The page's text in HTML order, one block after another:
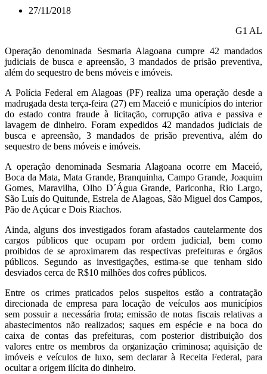
27/11/2018
G1 AL
Operação denominada Sesmaria Alagoana cumpre 42 mandados
judiciais de busca e apreensão, 3 mandados de prisão preventiva,
além do sequestro de bens móveis e imóveis.
A Polícia Federal em Alagoas (PF) realiza uma operação desde a
madrugada desta terça-feira (27) em Maceió e municípios do interior
do estado contra fraude à licitação, corrupção ativa e passiva e
lavagem de dinheiro. Foram expedidos 42 mandados judiciais de
busca e apreensão, 3 mandados de prisão preventiva, além do
sequestro de bens móveis e imóveis.
A operação denominada Sesmaria Alagoana ocorre em Maceió,
Boca da Mata, Mata Grande, Branquinha, Campo Grande, Joaquim
Gomes, Maravilha, Olho D´Água Grande, Pariconha, Rio Largo,
São Luís do Quitunde, Estrela de Alagoas, São Miguel dos Campos,
Pão de Açúcar e Dois Riachos.
Ainda, alguns dos investigados foram afastados cautelarmente dos
cargos públicos que ocupam por ordem judicial, bem como
proibidos de se aproximarem das respectivas prefeituras e órgãos
públicos. Segundo as investigações, estima-se que tenham sido
desviados cerca de R$10 milhões dos cofres públicos.
Entre os crimes praticados pelos suspeitos estão a contratação
direcionada de empresa para locação de veículos aos municípios
sem possuir a necessária frota; emissão de notas fiscais relativas a
abastecimentos não realizados; saques em espécie e na boca do
caixa de contas das prefeituras, com posterior distribuição dos
valores entre os membros da organização criminosa; aquisição de
imóveis e veículos de luxo, sem declarar à Receita Federal, para
ocultar a origem ilícita do dinheiro.